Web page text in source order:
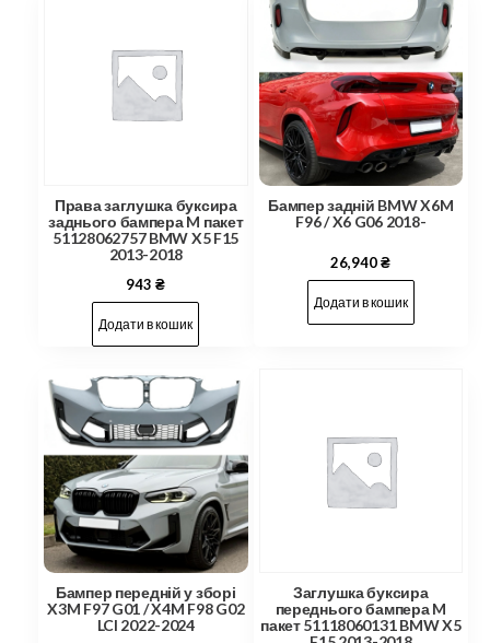
Права заглушка буксира
заднього бампера M пакет
51128062757 BMW X5 F15
2013-2018
943₴
Додати в кошик
Бампер задній BMW X6M
F96 / X6 G06 2018-
26,940₴
Додати в кошик
Бампер передній у зборі
X3M F97 G01 / X4M F98 G02
LCI 2022-2024
Заглушка буксира
переднього бампера M
пакет 51118060131 BMW X5